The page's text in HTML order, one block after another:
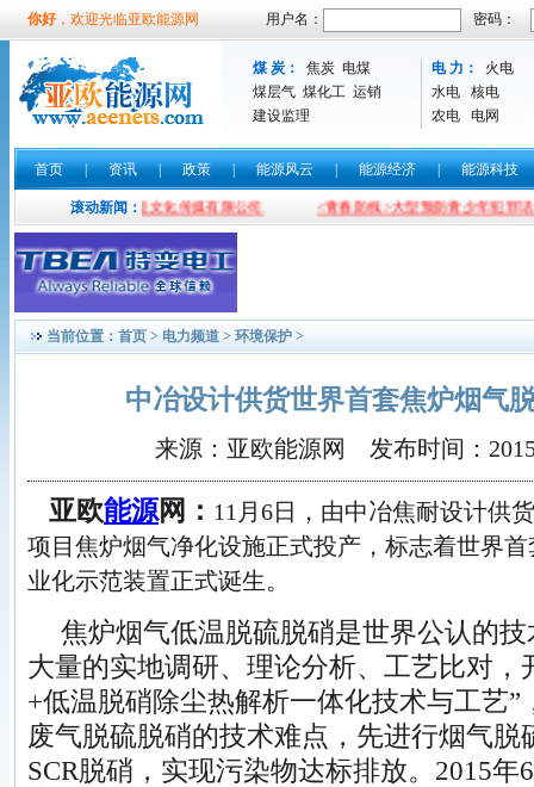
你好，欢迎光临亚欧能源网 用户名： 密码：
煤 炭： 焦炭 电煤
煤层气 煤化工 运销
建设监理
电 力：
火电
水电
核电
农电
电网
首页 | 资讯 | 政策 | 能源风云 | 能源经济 | 能源科技
滚动新闻：
北京泛能文化传媒有限公司 <青春防线>大型预防青少年犯罪话剧
当前位置： 首页 > 电力频道 > 环境保护 >
中冶设计供货世界首套焦炉烟气
来源：亚欧能源网 发布时间：
亚欧能源网： 11月6日，由中冶焦耐设计供
项目焦炉烟气净化设施正式投产，标志着世界
业化示范装置正式诞生。
焦炉烟气低温脱硫脱硝是世界公认的
大量的实地调研、理论分析、工艺比对，
+低温脱硝除尘热解析一体化技术与工艺
废气脱硫脱硝的技术难点，先进行烟气脱
SCR脱硝，实现污染物达标排放。2015